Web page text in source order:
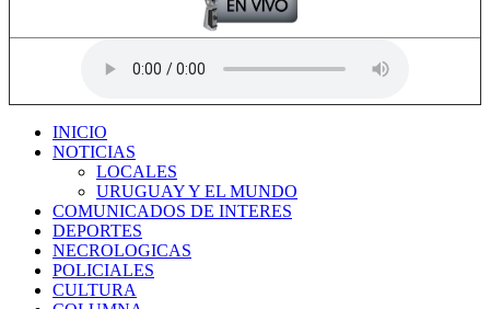
INICIO
NOTICIAS
LOCALES
URUGUAY Y EL MUNDO
COMUNICADOS DE INTERES
DEPORTES
NECROLOGICAS
POLICIALES
CULTURA